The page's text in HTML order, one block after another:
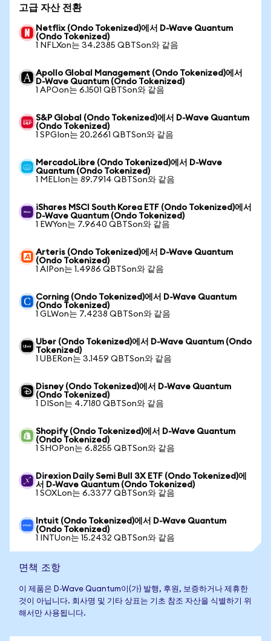
고급 자산 전환
Netflix (Ondo Tokenized)에서 D-Wave Quantum
(Ondo Tokenized)
1 NFLXon는 34.2385 QBTSon와 같음
Apollo Global Management (Ondo Tokenized)에서
D-Wave Quantum (Ondo Tokenized)
1 APOon는 6.1501 QBTSon와 같음
S&P Global (Ondo Tokenized)에서 D-Wave Quantum
(Ondo Tokenized)
1 SPGIon는 20.2661 QBTSon와 같음
MercadoLibre (Ondo Tokenized)에서 D-Wave
Quantum (Ondo Tokenized)
1 MELIon는 89.7914 QBTSon와 같음
iShares MSCI South Korea ETF (Ondo Tokenized)에서
D-Wave Quantum (Ondo Tokenized)
1 EWYon는 7.9640 QBTSon와 같음
Arteris (Ondo Tokenized)에서 D-Wave Quantum
(Ondo Tokenized)
1 AIPon는 1.4986 QBTSon와 같음
Corning (Ondo Tokenized)에서 D-Wave Quantum
(Ondo Tokenized)
1 GLWon는 7.4238 QBTSon와 같음
Uber (Ondo Tokenized)에서 D-Wave Quantum (Ondo
Tokenized)
1 UBERon는 3.1459 QBTSon와 같음
Disney (Ondo Tokenized)에서 D-Wave Quantum
(Ondo Tokenized)
1 DISon는 4.7180 QBTSon와 같음
Shopify (Ondo Tokenized)에서 D-Wave Quantum
(Ondo Tokenized)
1 SHOPon는 6.8255 QBTSon와 같음
Direxion Daily Semi Bull 3X ETF (Ondo Tokenized)에
서 D-Wave Quantum (Ondo Tokenized)
1 SOXLon는 6.3377 QBTSon와 같음
Intuit (Ondo Tokenized)에서 D-Wave Quantum
(Ondo Tokenized)
1 INTUon는 15.2432 QBTSon와 같음
면책 조항
이 제품은 D-Wave Quantum이(가) 발행, 후원, 보증하거나 제휴한
것이 아닙니다. 회사명 및 기타 상표는 기초 참조 자산을 식별하기 위
해서만 사용됩니다.